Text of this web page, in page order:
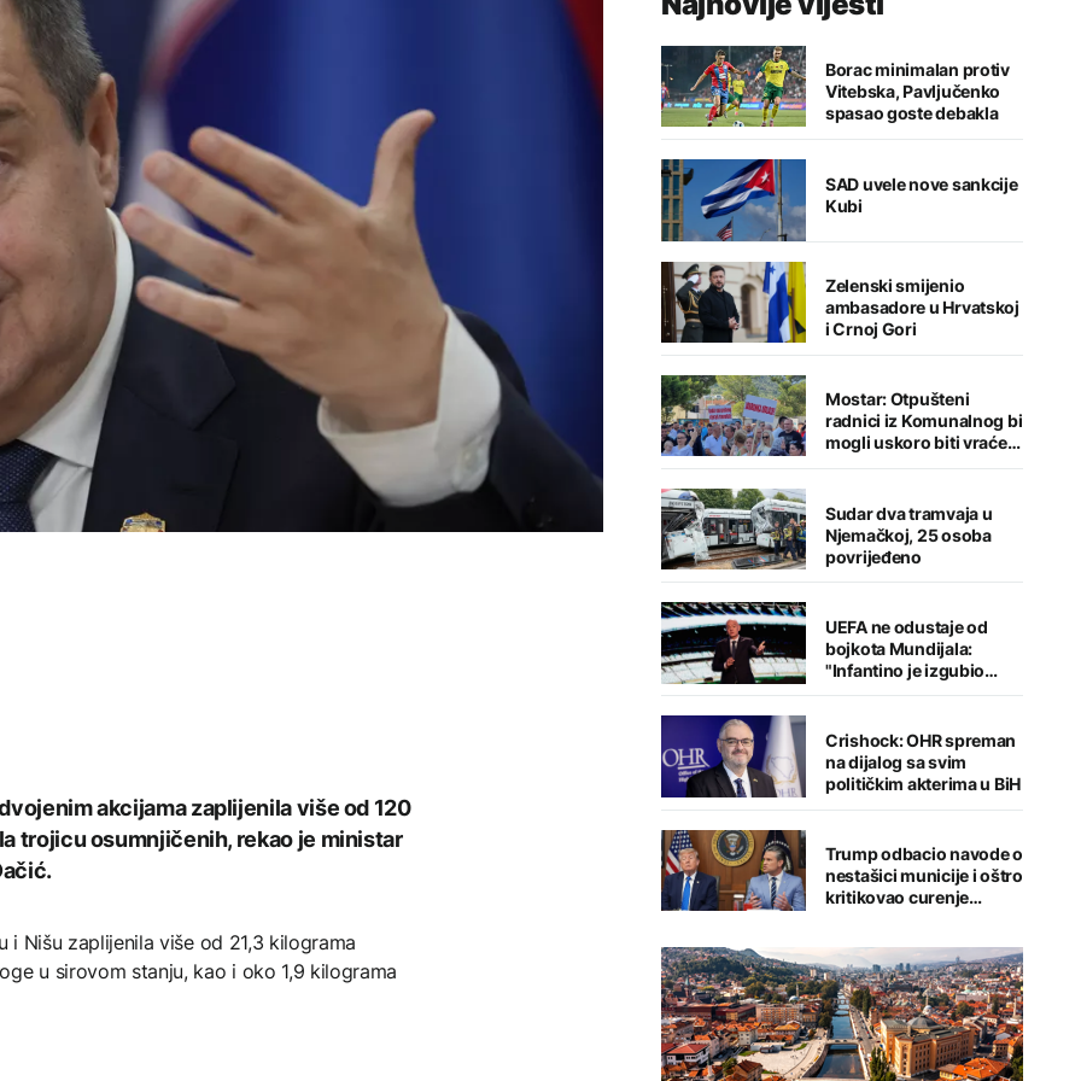
akcijama zaplijenila više od 120
trojicu osumnjičenih, rekao je ministar
i Nišu zaplijenila više od 21,3 kilograma
u sirovom stanju, kao i oko 1,9 kilograma
Borac minimalan protiv
Vitebska, Pavljučenko
spasao goste debakla
SAD uvele nove sankcije
Kubi
Zelenski smijenio
ambasadore u Hrvatskoj
i Crnoj Gori
Mostar: Otpušteni
radnici iz Komunalnog bi
mogli uskoro biti vraćeni
na posao
Sudar dva tramvaja u
Njemačkoj, 25 osoba
povrijeđeno
UEFA ne odustaje od
bojkota Mundijala:
"Infantino je izgubio
kredibilitet"
Crishock: OHR spreman
na dijalog sa svim
političkim akterima u BiH
Trump odbacio navode o
nestašici municije i oštro
kritikovao curenje